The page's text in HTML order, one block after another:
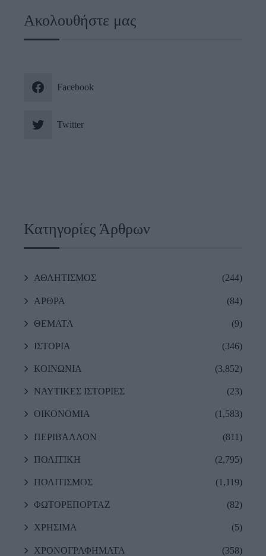
Ακολουθήστε μας
Facebook
Twitter
Κατηγορίες Άρθρων
ΑΘΛΗΤΙΣΜΟΣ (244)
ΑΡΘΡΑ (84)
ΘΕΜΑΤΑ (9)
ΙΣΤΟΡΙΑ (346)
ΚΟΙΝΩΝΙΑ (3,852)
ΝΑΥΤΙΚΕΣ ΙΣΤΟΡΙΕΣ (23)
ΟΙΚΟΝΟΜΙΑ (1,583)
ΠΕΡΙΒΑΛΛΟΝ (811)
ΠΟΛΙΤΙΚΗ (2,795)
ΠΟΛΙΤΙΣΜΟΣ (1,119)
ΦΩΤΟΡΕΠΟΡΤΑΖ (82)
ΧΡΗΣΙΜΑ (5)
ΧΡΟΝΟΓΡΑΦΗΜΑΤΑ (358)